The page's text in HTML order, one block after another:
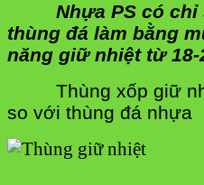
Nhựa PS có chỉ
thùng đá làm bằng
năng giữ nhiệt từ 18-
Thùng xốp giữ
so với thùng đá nhựa
Thùng